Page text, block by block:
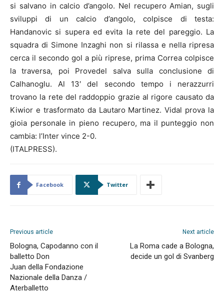
si salvano in calcio d’angolo. Nel recupero Amian, sugli
sviluppi di un calcio d’angolo, colpisce di testa:
Handanovic si supera ed evita la rete del pareggio. La
squadra di Simone Inzaghi non si rilassa e nella ripresa
cerca il secondo gol a più riprese, prima Correa colpisce
la traversa, poi Provedel salva sulla conclusione di
Calhanoglu. Al 13′ del secondo tempo i nerazzurri
trovano la rete del raddoppio grazie al rigore causato da
Kiwior e trasformato da Lautaro Martinez. Vidal prova la
gioia personale in pieno recupero, ma il punteggio non
cambia: l’Inter vince 2-0.
(ITALPRESS).
Facebook Twitter
Previous article
Bologna, Capodanno con il
balletto Don
Juan della Fondazione
Nazionale della Danza /
Aterballetto
Next article
La Roma cade a Bologna,
decide un gol di Svanberg